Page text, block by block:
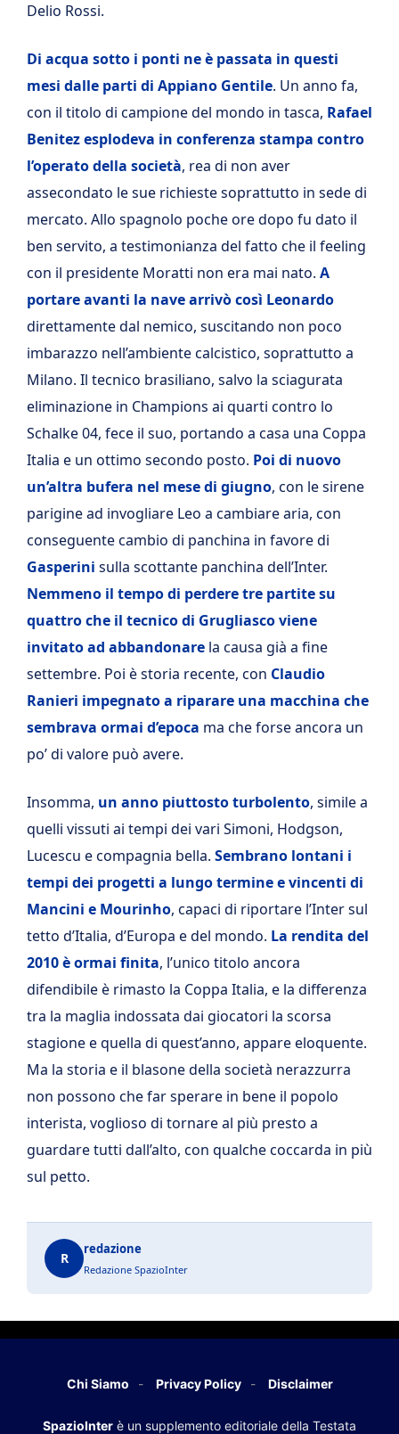
Delio Rossi.
Di acqua sotto i ponti ne è passata in questi
mesi dalle parti di Appiano Gentile. Un anno fa,
con il titolo di campione del mondo in tasca, Rafael
Benitez esplodeva in conferenza stampa contro
l’operato della società, rea di non aver
assecondato le sue richieste soprattutto in sede di
mercato. Allo spagnolo poche ore dopo fu dato il
ben servito, a testimonianza del fatto che il feeling
con il presidente Moratti non era mai nato. A
portare avanti la nave arrivò così Leonardo
direttamente dal nemico, suscitando non poco
imbarazzo nell’ambiente calcistico, soprattutto a
Milano. Il tecnico brasiliano, salvo la sciagurata
eliminazione in Champions ai quarti contro lo
Schalke 04, fece il suo, portando a casa una Coppa
Italia e un ottimo secondo posto. Poi di nuovo
un’altra bufera nel mese di giugno, con le sirene
parigine ad invogliare Leo a cambiare aria, con
conseguente cambio di panchina in favore di
Gasperini sulla scottante panchina dell’Inter.
Nemmeno il tempo di perdere tre partite su
quattro che il tecnico di Grugliasco viene
invitato ad abbandonare la causa già a fine
settembre. Poi è storia recente, con Claudio
Ranieri impegnato a riparare una macchina che
sembrava ormai d’epoca ma che forse ancora un
po’ di valore può avere.
Insomma, un anno piuttosto turbolento, simile a
quelli vissuti ai tempi dei vari Simoni, Hodgson,
Lucescu e compagnia bella. Sembrano lontani i
tempi dei progetti a lungo termine e vincenti di
Mancini e Mourinho, capaci di riportare l’Inter sul
tetto d’Italia, d’Europa e del mondo. La rendita del
2010 è ormai finita, l’unico titolo ancora
difendibile è rimasto la Coppa Italia, e la differenza
tra la maglia indossata dai giocatori la scorsa
stagione e quella di quest’anno, appare eloquente.
Ma la storia e il blasone della società nerazzurra
non possono che far sperare in bene il popolo
interista, voglioso di tornare al più presto a
guardare tutti dall’alto, con qualche coccarda in più
sul petto.
R
redazione
Redazione SpazioInter
Chi Siamo Privacy Policy Disclaimer
SpazioInter è un supplemento editoriale della Testata